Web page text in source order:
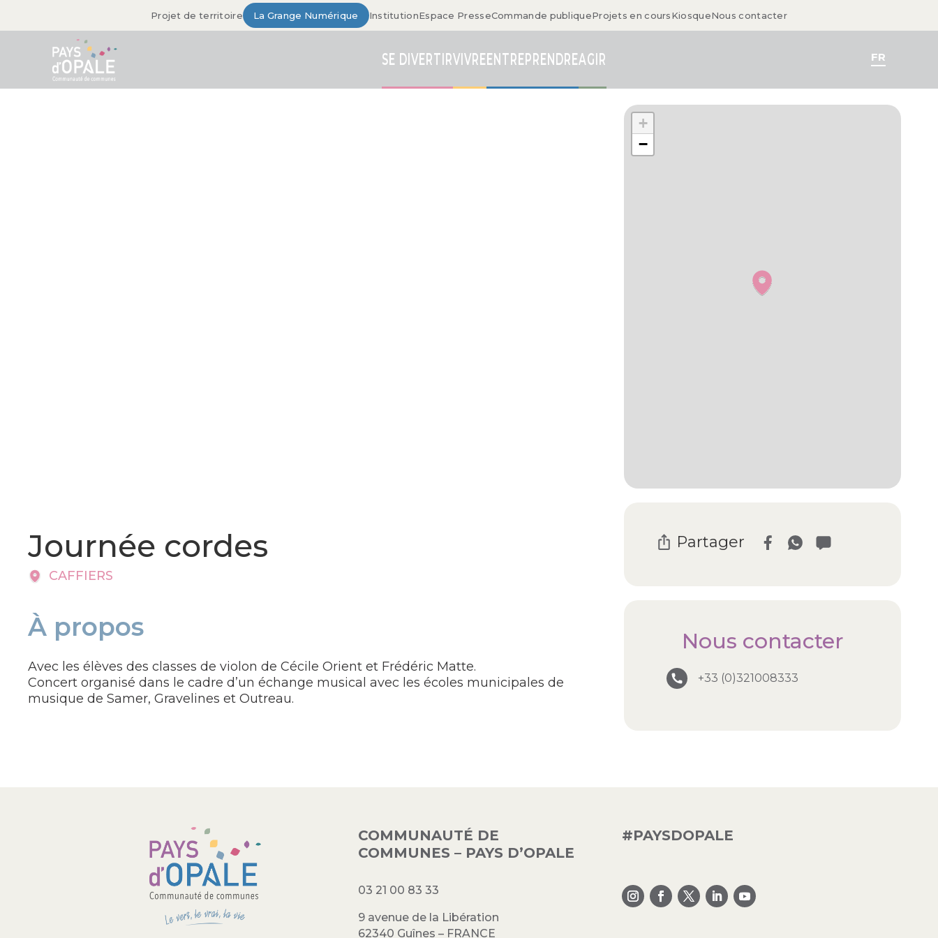
Projet de territoire La Grange Numérique InstitutionEspace PresseCommande publiqueProjets en coursKiosqueNous contacter
SE DIVERTIRVIVREENTREPRENDREAGIR FR
Journée cordes
CAFFIERS
À propos
Avec les élèves des classes de violon de Cécile Orient et Frédéric Matte.
Concert organisé dans le cadre d’un échange musical avec les écoles municipales de
musique de Samer, Gravelines et Outreau.
+
−
Partager
Nous contacter
+33 (0)321008333
COMMUNAUTÉ DE
COMMUNES – PAYS D’OPALE
03 21 00 83 33
9 avenue de la Libération
62340 Guînes – FRANCE
#PAYSDOPALE